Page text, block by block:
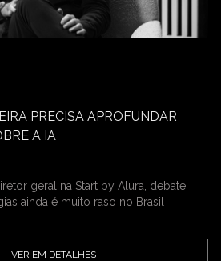
PRECISA APROFUNDAR
A IA
geral na Start by Alura, debate
ainda é muito raso no Brasil
VER EM DETALHES